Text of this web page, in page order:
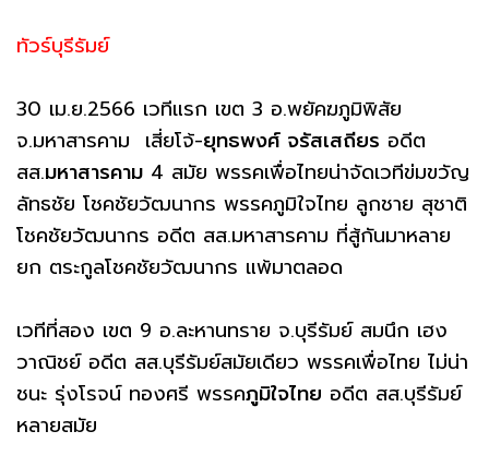
ทัวร์บุรีรัมย์
30 เม.ย.2566 เวทีแรก เขต 3 อ.พยัคฆภูมิพิสัย
จ.มหาสารคาม เสี่ยโจ้-ยุทธพงศ์ จรัสเสถียร อดีต
สส.มหาสารคาม 4 สมัย พรรคเพื่อไทยน่าจัดเวทีข่มขวัญ
ลัทธชัย โชคชัยวัฒนากร พรรคภูมิใจไทย ลูกชาย สุชาติ
โชคชัยวัฒนากร อดีต สส.มหาสารคาม ที่สู้กันมาหลาย
ยก ตระกูลโชคชัยวัฒนากร แพ้มาตลอด
เวทีที่สอง เขต 9 อ.ละหานทราย จ.บุรีรัมย์ สมนึก เฮง
วาณิชย์ อดีต สส.บุรีรัมย์สมัยเดียว พรรคเพื่อไทย ไม่น่า
ชนะ รุ่งโรจน์ ทองศรี พรรคภูมิใจไทย อดีต สส.บุรีรัมย์
หลายสมัย